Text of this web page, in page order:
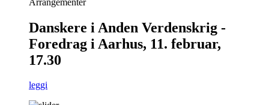
Danskere i Anden Verdenskrig -
Foredrag i Aarhus, 11. februar,
17.30
leggi